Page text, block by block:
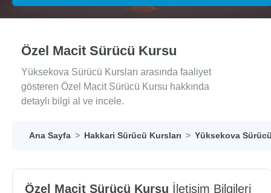
Özel Macit Sürücü Kursu
Yüksekova Sürücü Kursları arasında faaliyet
gösteren Özel Macit Sürücü Kursu hakkında
detaylı bilgi al ve incele.
Ana Sayfa Hakkari Sürücü Kursları Yüksekova
Özel Macit Sürücü Kursu İletişim Bilgileri